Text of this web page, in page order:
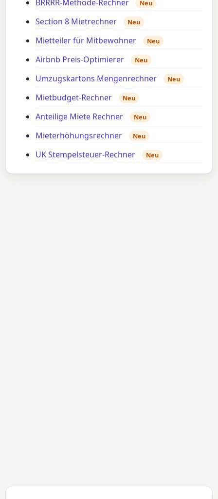
BRRRR-Methode-Rechner Neu
Section 8 Mietrechner Neu
Mietteiler für Mitbewohner Neu
Airbnb Preis-Optimierer Neu
Umzugskartons Mengenrechner Neu
Mietbudget-Rechner Neu
Anteilige Miete Rechner Neu
Mieterhöhungsrechner Neu
UK Stempelsteuer-Rechner Neu